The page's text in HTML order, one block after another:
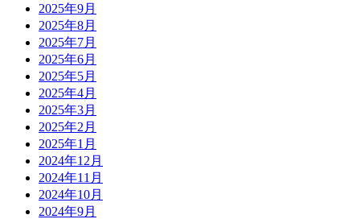
2025年9月
2025年8月
2025年7月
2025年6月
2025年5月
2025年4月
2025年3月
2025年2月
2025年1月
2024年12月
2024年11月
2024年10月
2024年9月